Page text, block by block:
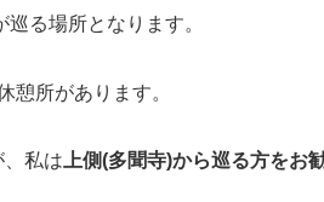
る場所となります。
憩所があります。
私は上側(多聞寺)から巡る方をお